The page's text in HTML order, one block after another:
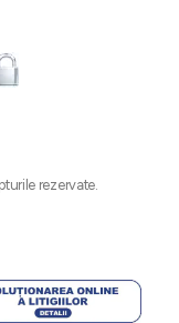
rezervate.